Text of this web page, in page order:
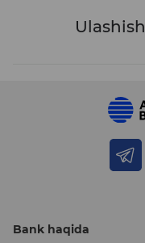
Ulashish
Bank haqida